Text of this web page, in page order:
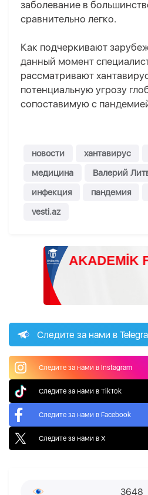
заболевание в
сравнительно легко.
Как подчеркивают
данный момент
рассматривают
потенциальную угрозу
сопоставимую с
новости хантавирус
медицина
Валерий
инфекция
пандемия
vesti.az
Следите за нами в
Следите за нами в Instagram
Следите за нами в TikTok
Следите за нами в Facebook
Следите за нами в X
3648